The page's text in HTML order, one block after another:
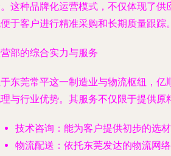
这种品牌化运营模式，不仅体现了供
于客户进行精准采购和长期质量跟踪。
部的综合实力与服务
东莞常平这一制造业与物流枢纽，亿
与行业优势。其服务不仅限于提供原
技术咨询 ：能为客户提供初步的选
物流配送 ：依托东莞发达的物流网